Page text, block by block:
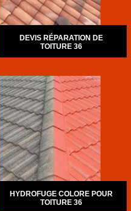
DEVIS RÉPARATION DE
TOITURE 36
HYDROFUGE COLORE POUR
TOITURE 36